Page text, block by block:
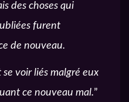
des choses qui
furent
de nouveau.
voir liés malgré eux
ce nouveau mal.”